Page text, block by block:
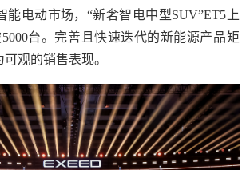
能电动市场，“新奢智电中型SUV”ET5上
台。完善且快速迭代的新能源产品矩
观的销售表现。